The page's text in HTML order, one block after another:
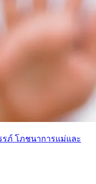
รภ์ โภชนาการแม่และ